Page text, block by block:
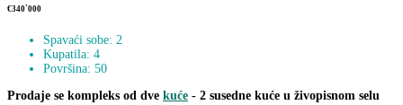
€340`000
Spavaći sobe: 2
Kupatila: 4
Površina: 50
Prodaje se kompleks od dve kuće - 2 susedne kuće u živopisnom selu